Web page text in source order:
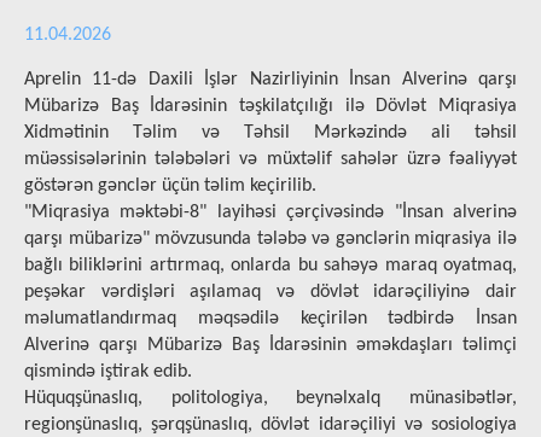
11.04.2026
Aprelin 11-də Daxili İşlər Nazirliyinin İnsan Alverinə qarşı
Mübarizə Baş İdarəsinin təşkilatçılığı ilə Dövlət Miqrasiya
Xidmətinin Təlim və Təhsil Mərkəzində ali təhsil
müəssisələrinin tələbələri və müxtəlif sahələr üzrə fəaliyyət
göstərən gənclər üçün təlim keçirilib.
"Miqrasiya məktəbi-8" layihəsi çərçivəsində "İnsan alverinə
qarşı mübarizə" mövzusunda tələbə və gənclərin miqrasiya ilə
bağlı biliklərini artırmaq, onlarda bu sahəyə maraq oyatmaq,
peşəkar vərdişləri aşılamaq və dövlət idarəçiliyinə dair
məlumatlandırmaq məqsədilə keçirilən tədbirdə İnsan
Alverinə qarşı Mübarizə Baş İdarəsinin əməkdaşları təlimçi
qismində iştirak edib.
Hüquqşünaslıq, politologiya, beynəlxalq münasibətlər,
regionşünaslıq, şərqşünaslıq, dövlət idarəçiliyi və sosiologiya